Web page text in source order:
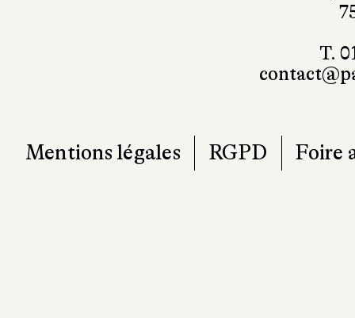
T.
Mentions légales RGPD Foire